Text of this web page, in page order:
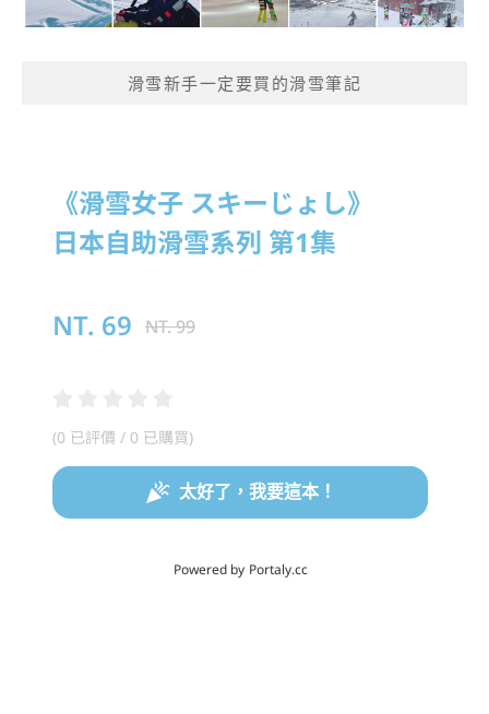
滑雪新手一定要買的滑雪筆記